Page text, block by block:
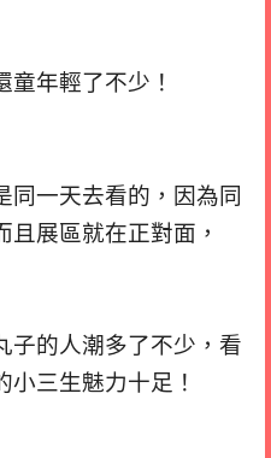
童年輕了不少！
同一天去看的，因為同
展區就在正對面，
子的人潮多了不少，看
小三生魅力十足！